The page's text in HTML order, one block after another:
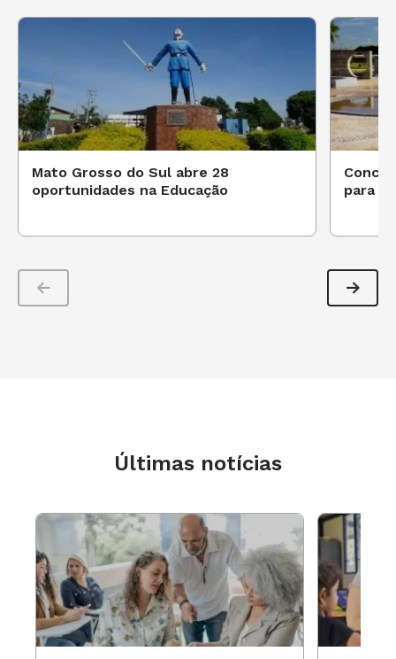
Mato Grosso do Sul abre 28
oportunidades na Educação
para
Últimas notícias